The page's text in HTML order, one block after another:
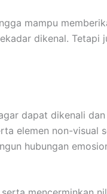
mampu
dikenal. Tetapi
dapat dikenali
elemen non-visual
hubungan